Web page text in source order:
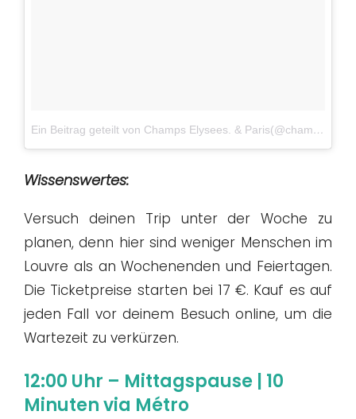
Ein Beitrag geteilt von Champs Elysees. & Paris(@champselysees_paris)
Wissenswertes:
Versuch deinen Trip unter der Woche zu
planen, denn hier sind weniger Menschen im
Louvre als an Wochenenden und Feiertagen.
Die Ticketpreise starten bei 17 €. Kauf es auf
jeden Fall vor deinem Besuch online, um die
Wartezeit zu verkürzen.
12:00 Uhr – Mittagspause | 10
Minuten via Métro